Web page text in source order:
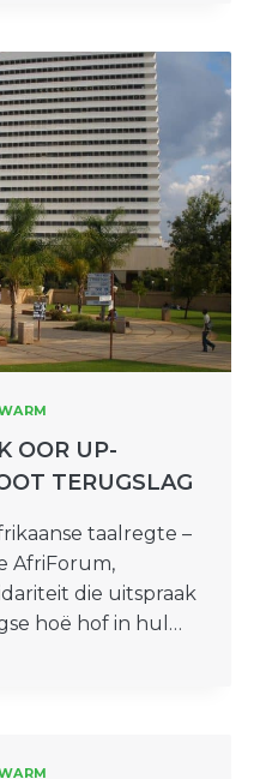
OOR UP-
TERUGSLAG
taalregte –
AfriForum,
die uitspraak
hoë hof in hul…